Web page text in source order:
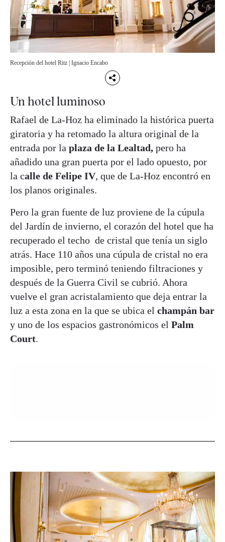
Recepción del hotel Ritz | Ignacio Encabo
Un hotel luminoso
Rafael de La-Hoz ha eliminado la histórica puerta
giratoria y ha retomado la altura original de la
entrada por la plaza de la Lealtad, pero ha
añadido una gran puerta por el lado opuesto, por
la calle de Felipe IV, que de La-Hoz encontró en
los planos originales.
Pero la gran fuente de luz proviene de la cúpula
del Jardín de invierno, el corazón del hotel que ha
recuperado el techo de cristal que tenía un siglo
atrás. Hace 110 años una cúpula de cristal no era
imposible, pero terminó teniendo filtraciones y
después de la Guerra Civil se cubrió. Ahora
vuelve el gran acristalamiento que deja entrar la
luz a esta zona en la que se ubica el champán bar
y uno de los espacios gastronómicos el Palm
Court.